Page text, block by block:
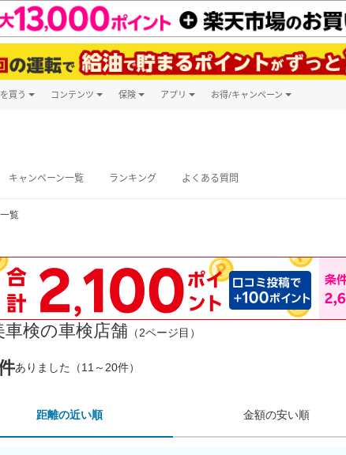
買う コンテンツ 保険 アプリ お得/キャンペーン
キャンペーン一覧 ランキング よくある質問
覧
検の車検店舗 （2ページ目）
ありました（11～20件）
距離の近い順 金額の安い順